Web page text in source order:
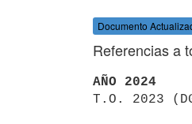
Documento
Referencias a
AÑO 2024
T.O. 2023